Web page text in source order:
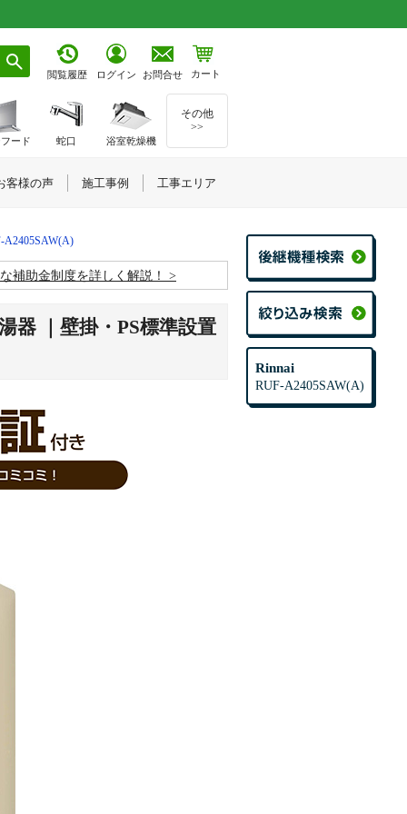
Rinnai
RUF-A2405SAW(A)
閲覧履歴 ログイン お問合せ カート
A2405SAW(A)
補助金制度を詳しく解説！
器 ｜壁掛・PS標準設置
ード 蛇口 浴室乾燥機
その他
>>
客様の声 施工事例 工事エリア